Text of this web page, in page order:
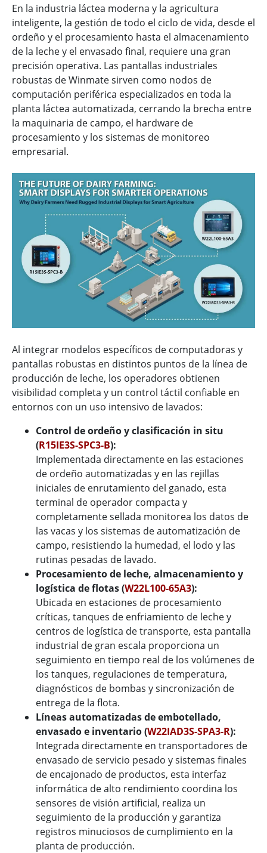
En la industria láctea moderna y la agricultura
inteligente, la gestión de todo el ciclo de vida, desde el
ordeño y el procesamiento hasta el almacenamiento
de la leche y el envasado final, requiere una gran
precisión operativa. Las pantallas industriales
robustas de Winmate sirven como nodos de
computación periférica especializados en toda la
planta láctea automatizada, cerrando la brecha entre
la maquinaria de campo, el hardware de
procesamiento y los sistemas de monitoreo
empresarial.
Al integrar modelos específicos de computadoras y
pantallas robustas en distintos puntos de la línea de
producción de leche, los operadores obtienen
visibilidad completa y un control táctil confiable en
entornos con un uso intensivo de lavados:
Control de ordeño y clasificación in situ
(R15IE3S-SPC3-B):
Implementada directamente en las estaciones
de ordeño automatizadas y en las rejillas
iniciales de enrutamiento del ganado, esta
terminal de operador compacta y
completamente sellada monitorea los datos de
las vacas y los sistemas de automatización de
campo, resistiendo la humedad, el lodo y las
rutinas pesadas de lavado.
Procesamiento de leche, almacenamiento y
logística de flotas (W22L100-65A3):
Ubicada en estaciones de procesamiento
críticas, tanques de enfriamiento de leche y
centros de logística de transporte, esta pantalla
industrial de gran escala proporciona un
seguimiento en tiempo real de los volúmenes de
los tanques, regulaciones de temperatura,
diagnósticos de bombas y sincronización de
entrega de la flota.
Líneas automatizadas de embotellado,
envasado e inventario (W22IAD3S-SPA3-R):
Integrada directamente en transportadores de
envasado de servicio pesado y sistemas finales
de encajonado de productos, esta interfaz
informática de alto rendimiento coordina los
sensores de visión artificial, realiza un
seguimiento de la producción y garantiza
registros minuciosos de cumplimiento en la
planta de producción.